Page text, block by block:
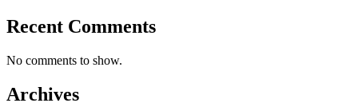
Recent Comments
No comments to show.
Archives